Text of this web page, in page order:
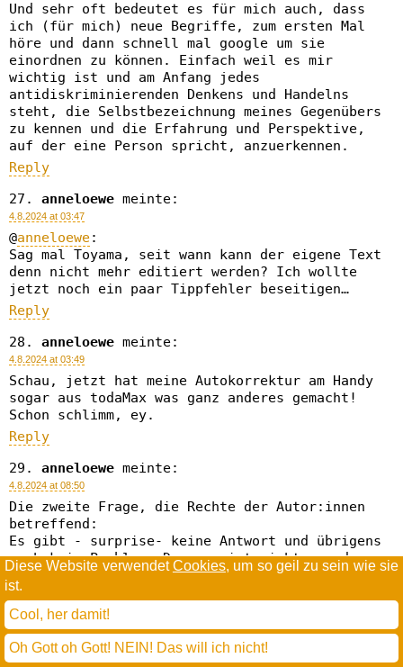
Diese Website verwendetCookies, um so geil zu sein wie sie
ist.
Cool, her damit!
Oh Gott oh Gott! NEIN! Das will ich nicht!
Und sehr oft bedeutet es für mich auch, dass
ich (für mich) neue Begriffe, zum ersten Mal
höre und dann schnell mal google um sie
einordnen zu können. Einfach weil es mir
wichtig ist und am Anfang jedes
antidiskriminierenden Denkens und Handelns
steht, die Selbstbezeichnung meines Gegenübers
zu kennen und die Erfahrung und Perspektive,
auf der eine Person spricht, anzuerkennen.
Reply
anneloewe meinte:
4.8.2024 at 03:47
@anneloewe:
Sag mal Toyama, seit wann kann der eigene Text
denn nicht mehr editiert werden? Ich wollte
jetzt noch ein paar Tippfehler beseitigen…
Reply
anneloewe meinte:
4.8.2024 at 03:49
Schau, jetzt hat meine Autokorrektur am Handy
sogar aus todaMax was ganz anderes gemacht!
Schon schlimm, ey.
Reply
anneloewe meinte:
4.8.2024 at 08:50
Die zweite Frage, die Rechte der Autor:innen
betreffend:
Es gibt - surprise- keine Antwort und übrigens
auch kein Problem. Denn es ist nicht so, dass
wir jetzt inflationär historische Texte
verändern wegen Wokeness.
Vereinzelt ist dies in KINDERBÜCHERN geschehen-
mir sind genau zwei Beispiele bekannt. In Pipi
Langstrumpf hat der Verlag sich für den Begriff